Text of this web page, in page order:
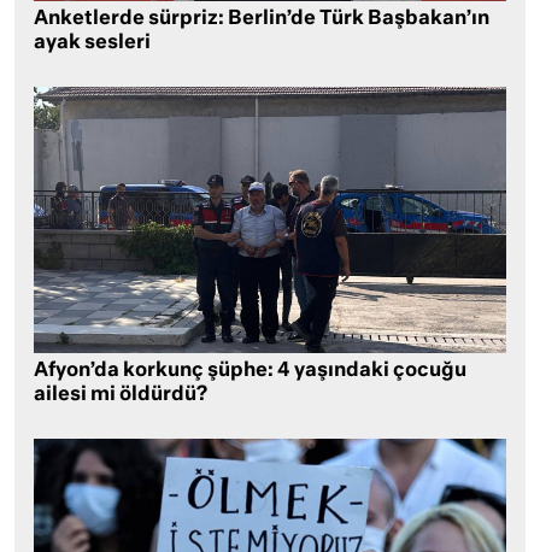
Anketlerde sürpriz: Berlin’de Türk Başbakan’ın
ayak sesleri
Afyon’da korkunç şüphe: 4 yaşındaki çocuğu
ailesi mi öldürdü?